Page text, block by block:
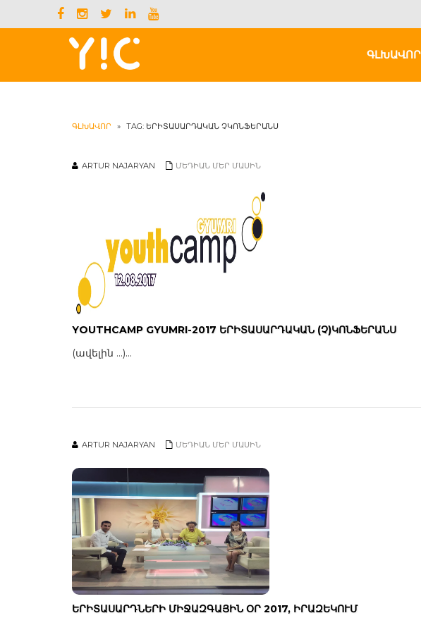
ԳԼԽԱՎՈՐ
ԳԼԽԱՎՈՐ » TAG: ԵՐԻՏԱՍԱՐԴԱԿԱՆ ՉԿՈՆՖԵՐԱՆՍ
ARTUR NAJARYAN ՄԵԴԻԱՆ ՄԵՐ ՄԱՍԻՆ
YOUTHCAMP GYUMRI-2017 ԵՐԻՏԱՍԱՐԴԱԿԱՆ (Չ)ԿՈՆՖԵՐԱՆՍ
(ավելին …)...
ARTUR NAJARYAN ՄԵԴԻԱՆ ՄԵՐ ՄԱՍԻՆ
ԵՐԻՏԱՍԱՐԴՆԵՐԻ ՄԻՋԱԶԳԱՅԻՆ ՕՐ 2017, ԻՐԱԶԵԿՈՒՄ